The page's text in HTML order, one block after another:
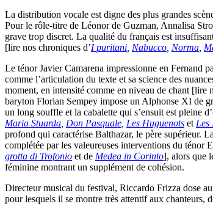
La distribution vocale est digne des plus grandes
Pour le rôle-titre de Léonor de Guzman, Annalisa
grave trop discret. La qualité du français est
[lire nos chroniques d’I puritani Nabucco Norma
Le ténor Javier Camarena impressionne en Fernand
comme l’articulation du texte et sa science des
moment, en intensité comme en niveau de chant [lire
baryton Florian Sempey impose un Alphonse XI de
un long souffle et la cabalette qui s’ensuit est pleine
Maria Stuarda Don Pasquale Les Huguenots et Les
profond qui caractérise Balthazar, le père supérieur.
complétée par les valeureuses interventions du
grotta di Trofonio et de Medea in Corinto], alors que
féminine montrant un supplément de cohésion.
Directeur musical du festival, Riccardo Frizza dose
pour lesquels il se montre très attentif aux chanteurs,